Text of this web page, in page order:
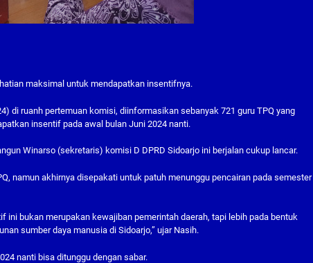
maksimal untuk mendapatkan insentifnya.
di ruanh pertemuan komisi, diinformasikan sebanyak 721 guru TPQ yang
insentif pada awal bulan Juni 2024 nanti.
Winarso (sekretaris) komisi D DPRD Sidoarjo ini berjalan cukup lancar.
namun akhirnya disepakati untuk patuh menunggu pencairan pada semester
ini bukan merupakan kewajiban pemerintah daerah, tapi lebih pada bentuk
sumber daya manusia di Sidoarjo,” ujar Nasih.
nanti bisa ditunggu dengan sabar.